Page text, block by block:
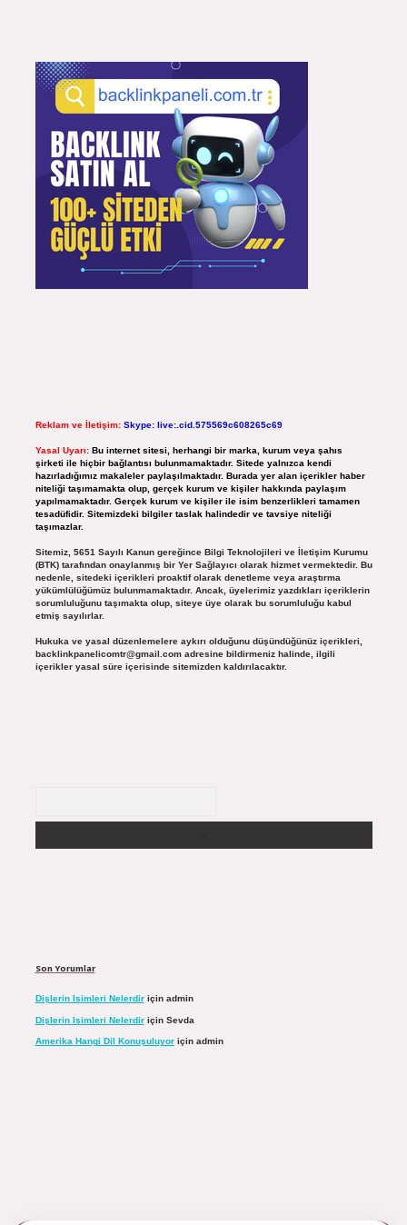
Reklam ve İletişim: Skype: live:.cid.575569c608265c69
Yasal Uyarı: Bu internet sitesi, herhangi bir marka, kurum veya şahıs
şirketi ile hiçbir bağlantısı bulunmamaktadır. Sitede yalnızca kendi
hazırladığımız makaleler paylaşılmaktadır. Burada yer alan içerikler haber
niteliği taşımamakta olup, gerçek kurum ve kişiler hakkında paylaşım
yapılmamaktadır. Gerçek kurum ve kişiler ile isim benzerlikleri tamamen
tesadüfidir. Sitemizdeki bilgiler taslak halindedir ve tavsiye niteliği
taşımazlar.
Sitemiz, 5651 Sayılı Kanun gereğince Bilgi Teknolojileri ve İletişim Kurumu
(BTK) tarafından onaylanmış bir Yer Sağlayıcı olarak hizmet vermektedir. Bu
nedenle, sitedeki içerikleri proaktif olarak denetleme veya araştırma
yükümlülüğümüz bulunmamaktadır. Ancak, üyelerimiz yazdıkları içeriklerin
sorumluluğunu taşımakta olup, siteye üye olarak bu sorumluluğu kabul
etmiş sayılırlar.
Hukuka ve yasal düzenlemelere aykırı olduğunu düşündüğünüz içerikleri,
backlinkpanelicomtr@gmail.comadresine bildirmeniz halinde, ilgili
içerikler yasal süre içerisinde sitemizden kaldırılacaktır.
Son Yorumlar
Dişlerin Isimleri Nelerdiriçin admin
Dişlerin Isimleri Nelerdiriçin Sevda
Amerika Hangi Dil Konuşuluyoriçin admin